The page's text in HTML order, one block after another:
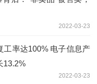
2022-03-23
工率达100% 电子信息产
13.2%
2022-03-23